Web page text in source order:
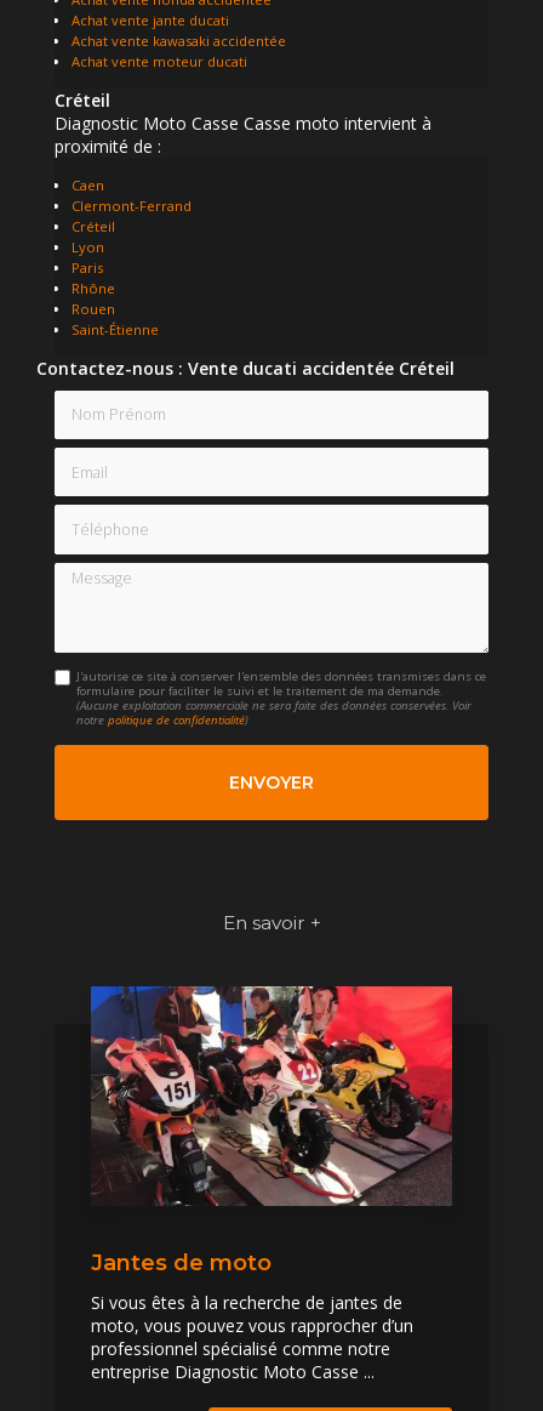
Achat vente jante ducati
Achat vente kawasaki accidentée
Achat vente moteur ducati
Créteil
Diagnostic Moto Casse Casse moto intervient à
proximité de :
Caen
Clermont-Ferrand
Créteil
Lyon
Paris
Rhône
Rouen
Saint-Étienne
Contactez-nous : Vente ducati accidentée Créteil
Nom Prénom
Email
Message
J'autorise ce site à conserver l'ensemble des données transmises dans ce
formulaire pour faciliter le suivi et le traitement de ma demande.
(Aucune exploitation commerciale ne sera faite des données conservées. Voir
notrepolitique de confidentialité)
En savoir +
Jantes de moto
Si vous êtes à la recherche de jantes de
moto, vous pouvez vous rapprocher d’un
professionnel spécialisé comme notre
entreprise Diagnostic Moto Casse ...